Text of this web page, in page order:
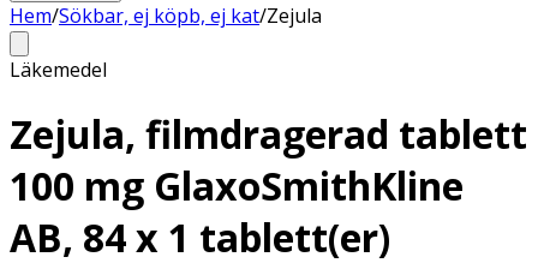
Hem/Sökbar, ej köpb, ej kat/Zejula
Läkemedel
Zejula, filmdragerad tablett
100 mg GlaxoSmithKline
AB, 84 x 1 tablett(er)